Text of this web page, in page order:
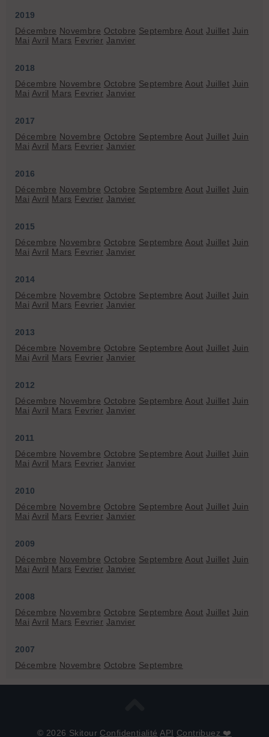
2019
Décembre Novembre Octobre Septembre Aout Juillet Juin
Mai Avril Mars Fevrier Janvier
2018
Décembre Novembre Octobre Septembre Aout Juillet Juin
Mai Avril Mars Fevrier Janvier
2017
Décembre Novembre Octobre Septembre Aout Juillet Juin
Mai Avril Mars Fevrier Janvier
2016
Décembre Novembre Octobre Septembre Aout Juillet Juin
Mai Avril Mars Fevrier Janvier
2015
Décembre Novembre Octobre Septembre Aout Juillet Juin
Mai Avril Mars Fevrier Janvier
2014
Décembre Novembre Octobre Septembre Aout Juillet Juin
Mai Avril Mars Fevrier Janvier
2013
Décembre Novembre Octobre Septembre Aout Juillet Juin
Mai Avril Mars Fevrier Janvier
2012
Décembre Novembre Octobre Septembre Aout Juillet Juin
Mai Avril Mars Fevrier Janvier
2011
Décembre Novembre Octobre Septembre Aout Juillet Juin
Mai Avril Mars Fevrier Janvier
2010
Décembre Novembre Octobre Septembre Aout Juillet Juin
Mai Avril Mars Fevrier Janvier
2009
Décembre Novembre Octobre Septembre Aout Juillet Juin
Mai Avril Mars Fevrier Janvier
2008
Décembre Novembre Octobre Septembre Aout Juillet Juin
Mai Avril Mars Fevrier Janvier
2007
Décembre Novembre Octobre Septembre
© 2026 Skitour Confidentialité API Contribuez ❤️